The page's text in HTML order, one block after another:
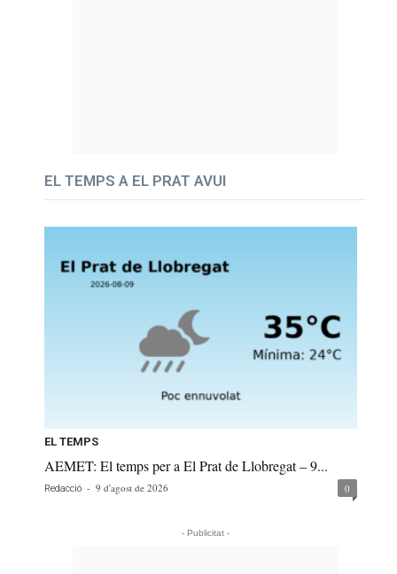
EL TEMPS A EL PRAT AVUI
EL TEMPS
AEMET: El temps per a El Prat de Llobregat – 9...
Redacció - 9 d'agost de 2026 0
- Publicitat -